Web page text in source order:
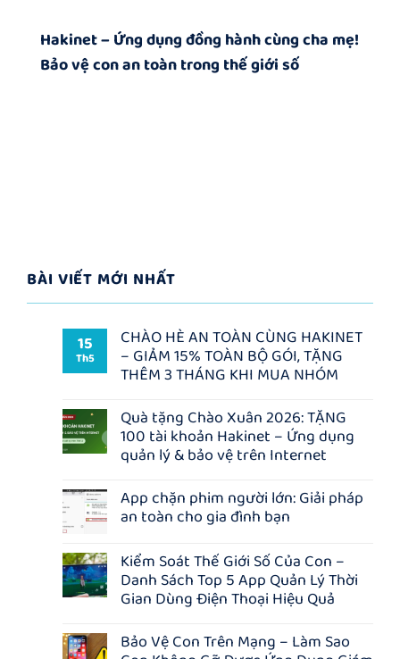
Hakinet – Ứng dụng đồng hành cùng cha mẹ!
Bảo vệ con an toàn trong thế giới số
BÀI VIẾT MỚI NHẤT
15
Th5
CHÀO HÈ AN TOÀN CÙNG HAKINET
– GIẢM 15% TOÀN BỘ GÓI, TẶNG
THÊM 3 THÁNG KHI MUA NHÓM
có
bình
luận
ở
CHÀO
AN
TOÀN
CÙNG
HAKINET
GIẢM
15%
TOÀN
BỘ
GÓI,
THÊM
3
Quà tặng Chào Xuân 2026: TẶNG
100 tài khoản Hakinet – Ứng dụng
quản lý & bảo vệ trên Internet
có
bình
luận
ở
tặng
Chào
Xuân
2026:
TẶNG
tài
khoản
App chặn phim người lớn: Giải pháp
an toàn cho gia đình bạn
có
bình
luận
ở
App
phim
người
Kiểm Soát Thế Giới Số Của Con –
Danh Sách Top 5 App Quản Lý Thời
Gian Dùng Điện Thoại Hiệu Quả
có
bình
Bảo Vệ Con Trên Mạng – Làm Sao